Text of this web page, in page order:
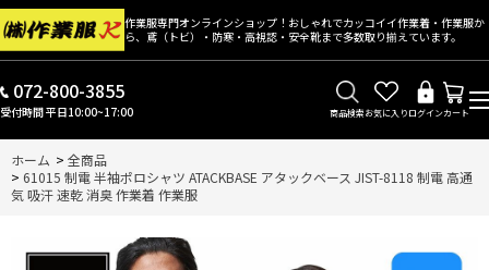
作業服専門オンラインショップ！おしゃれでカッコイイ作業着・作業服か
ら、鳶（トビ）・防寒・高視認・安全靴まで多数取り揃えています。
072-800-3855
受付時間 平日10:00~17:00 商品検索お気に入りログインカート
ホーム > 全商品
> 61015 制電 半袖ポロシャツ ATACKBASE アタックベース JIST-8118 制電 高通
気 吸汗 速乾 消臭 作業着 作業服